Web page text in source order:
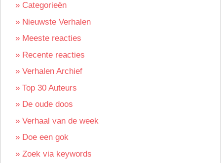
» Categorieën
» Nieuwste Verhalen
» Meeste reacties
» Recente reacties
» Verhalen Archief
» Top 30 Auteurs
» De oude doos
» Verhaal van de week
» Doe een gok
» Zoek via keywords